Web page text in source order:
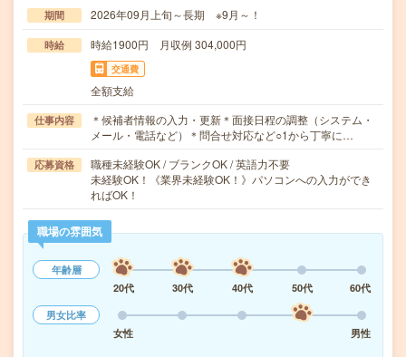
期間 2026年09月上旬～長期 ※9月～！
時給 時給1900円 月収例 304,000円
交通費
全額支給
仕事内容
＊候補者情報の入力・更新＊面接日程の調整（システム・
メール・電話など）＊問合せ対応など○1から丁寧に…
応募資格
職種未経験OK / ブランクOK / 英語力不要
未経験OK！《業界未経験OK！》パソコンへの入力ができ
ればOK！
職場の雰囲気
年齢層
20代
30代 40代 50代
60代
男女比率
女性
男性